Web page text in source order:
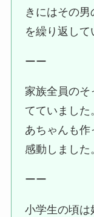
きにはその
を繰り返し
ーー
家族全員の
てていまし
あちゃんも
感動しました
ーー
小学生の頃は